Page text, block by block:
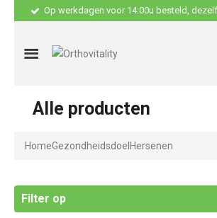
Op werkdagen voor 14:00u besteld,
Alle producten
HomeGezondheidsdoel Hersenen
Filter op